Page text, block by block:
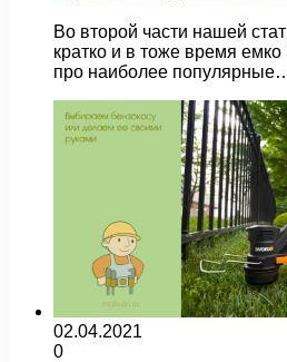
Во второй части нашей
кратко и в тоже время
про наиболее
02.04.2021
0